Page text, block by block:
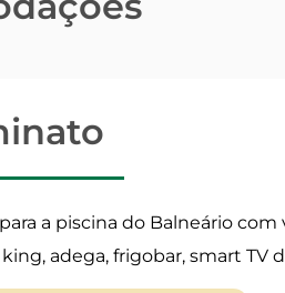
a piscina do Balneário com
adega, frigobar, smart TV